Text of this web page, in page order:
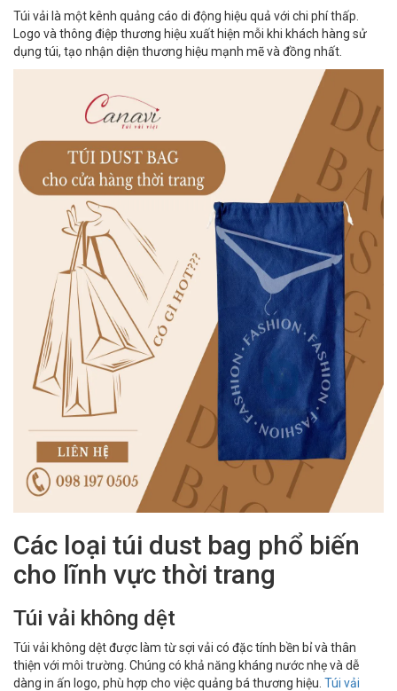
Túi vải là một kênh quảng cáo di động hiệu quả với chi phí thấp.
Logo và thông điệp thương hiệu xuất hiện mỗi khi khách hàng sử
dụng túi, tạo nhận diện thương hiệu mạnh mẽ và đồng nhất.
Các loại túi dust bag phổ biến
cho lĩnh vực thời trang
Túi vải không dệt
Túi vải không dệt được làm từ sợi vải có đặc tính bền bỉ và thân
thiện với môi trường. Chúng có khả năng kháng nước nhẹ và dễ
dàng in ấn logo, phù hợp cho việc quảng bá thương hiệu. Túi vải